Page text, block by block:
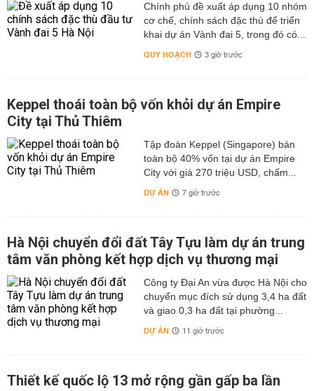
Chính phủ đề xuất áp dụng 10 nhóm
cơ chế, chính sách đặc thù để triển
khai dự án Vành đai 5, trong đó có...
QUY HOẠCH 3 giờ trước
Keppel thoái toàn bộ vốn khỏi dự án Empire
City tại Thủ Thiêm
Tập đoàn Keppel (Singapore) bán
toàn bộ 40% vốn tại dự án Empire
City với giá 270 triệu USD, chấm...
DỰ ÁN 7 giờ trước
Hà Nội chuyển đổi đất Tây Tựu làm dự án trung
tâm văn phòng kết hợp dịch vụ thương mại
Công ty Đại An vừa được Hà Nội cho
chuyển mục đích sử dụng 3,4 ha đất
và giao 0,3 ha đất tại phường...
DỰ ÁN 11 giờ trước
Thiết kế quốc lộ 13 mở rộng gần gấp ba lần